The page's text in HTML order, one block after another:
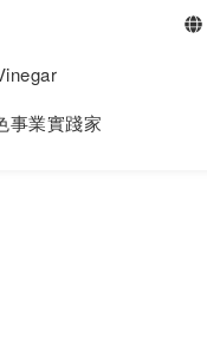
事業實踐家